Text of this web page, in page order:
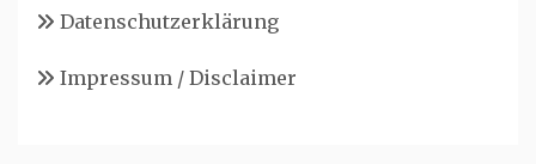
Datenschutzerklärung
Impressum / Disclaimer